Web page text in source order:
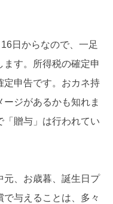
日からなので、一足
す。所得税の確定申
定申告です。おカネ持
ジがあるかも知れま
贈与」は行われてい
元、お歳暮、誕生日プ
与えることは、多々